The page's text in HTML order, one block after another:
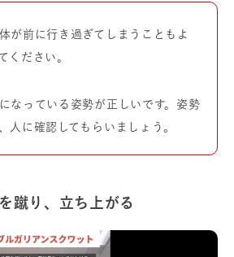
が前に行き過ぎてしまうこともよ
ください。
なっている姿勢が正しいです。姿勢
人に確認してもらいましょう。
蹴り、立ち上がる